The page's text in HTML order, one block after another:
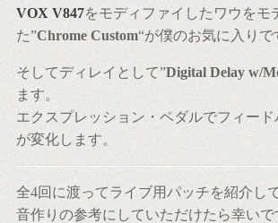
VOX V847をモディファイしたワウをモ
た”Chrome Custom“が僕のお気に入りで
そしてディレイとして”Digital Delay w/
ます。
エクスプレッション・ペダルでフィー
が変化します。
全4回に渡ってライブ用パッチを紹介し
音作りの参考にしていただけたら幸いで